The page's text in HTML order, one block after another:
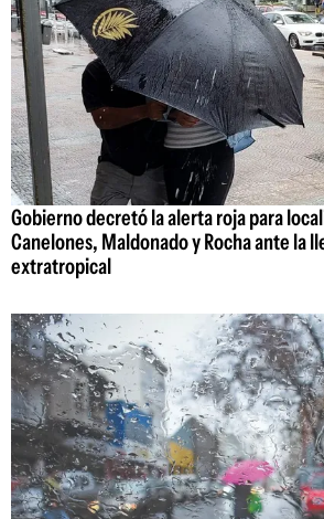
Gobierno decretó la alerta roja para
Canelones, Maldonado y Rocha ante la
extratropical